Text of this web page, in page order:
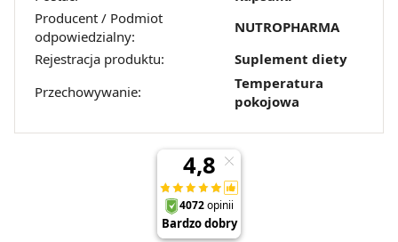
Producent / Podmiot
odpowiedzialny:
NUTROPHARMA
Rejestracja produktu:
Suplement diety
Przechowywanie:
Temperatura
pokojowa